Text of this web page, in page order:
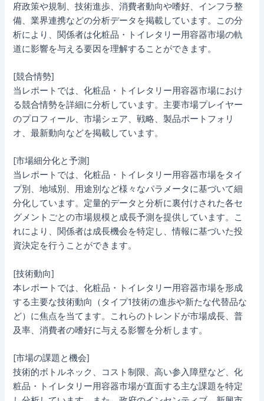
府政策や規制、技術進歩、消費者動向や嗜好、インフラ整
備、業界連携などの分析データを掲載しています。この分
析により、関係者は化粧品・トイレタリー用容器市場の軌
道に影響を与える要因を理解することができます。
[競合情勢]
当レポートでは、化粧品・トイレタリー用容器市場におけ
る競合情勢を詳細に分析しています。主要市場プレイヤー
のプロフィール、市場シェア、戦略、製品ポートフォリ
オ、最新動向などを掲載しています。
[市場細分化と予測]
当レポートでは、化粧品・トイレタリー用容器市場をタイ
プ別、地域別、用途別など様々なパラメータに基づいて細
分化しています。定量的データと分析に裏付けされた各セ
グメントごとの市場規模と成長予測を提供しています。こ
れにより、関係者は成長機会を特定し、情報に基づいた投
資決定を行うことができます。
[技術動向]
本レポートでは、化粧品・トイレタリー用容器市場を形成
する主要な技術動向（タイプ1技術の進歩や新たな代替品な
ど）に焦点を当てます。これらのトレンドが市場成長、普
及率、消費者の嗜好に与える影響を分析します。
[市場の課題と機会]
技術的ボトルネック、コスト制限、高い参入障壁など、化
粧品・トイレタリー用容器市場が直面する主な課題を特定